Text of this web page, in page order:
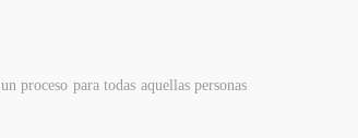
proceso para todas aquellas personas